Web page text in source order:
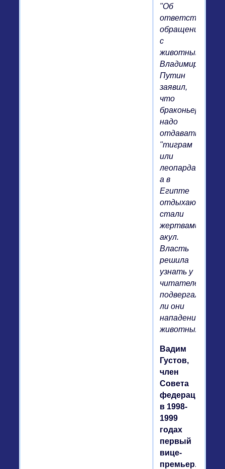
"Об
ответственном
обращении
с
животными",
Владимир
Путин
заявил,
что
браконьеров
надо
отдавать
"тиграм
или
леопардам",
а в
Египте
отдыхающие
стали
жертвами
акул.
Власть
решила
узнать у
читателей,
подвергались
ли они
нападению
животных.
Вадим
Густов,
член
Совета
федерации,
в 1998-
1999
годах
первый
вице-
премьер.